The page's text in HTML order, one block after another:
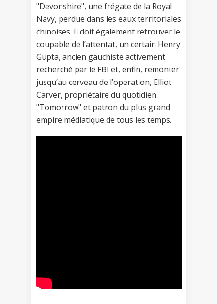
"Devonshire", une frégate de la Royal
Navy, perdue dans les eaux territoriales
chinoises. Il doit également retrouver le
coupable de l’attentat, un certain Henry
Gupta, ancien gauchiste activement
recherché par le FBI et, enfin, remonter
jusqu’au cerveau de l’operation, Elliot
Carver, propriétaire du quotidien
"Tomorrow" et patron du plus grand
empire médiatique de tous les temps.